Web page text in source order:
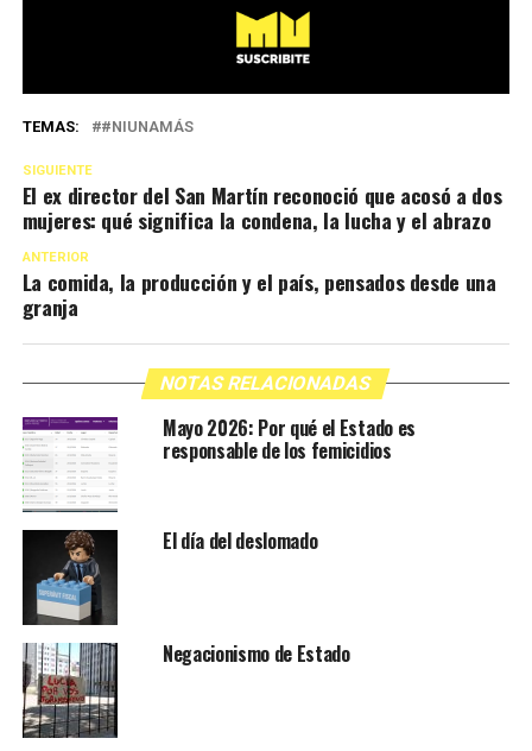
TEMAS: #NIUNAMÁS
SIGUIENTE
El ex director del San Martín reconoció que acosó a dos
mujeres: qué significa la condena, la lucha y el abrazo
ANTERIOR
La comida, la producción y el país, pensados desde una
granja
NOTAS RELACIONADAS
Mayo 2026: Por qué el Estado es
responsable de los femicidios
El día del deslomado
Negacionismo de Estado